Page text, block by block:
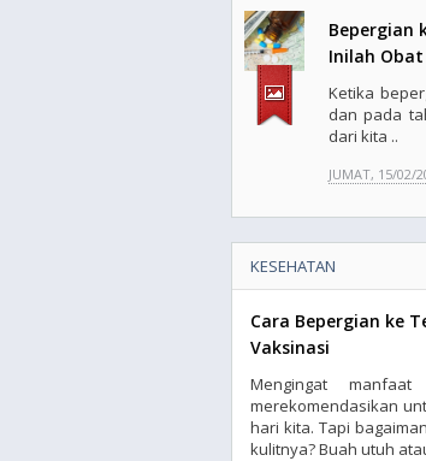
Bepergian
Inilah
Ketika
dan pada
dari kita ..
JUMAT, 15/02/
KESEHATAN
Cara Bepergian ke
Vaksinasi
Mengingat
merekomendasikan
hari kita. Tapi
kulitnya? Buah utuh